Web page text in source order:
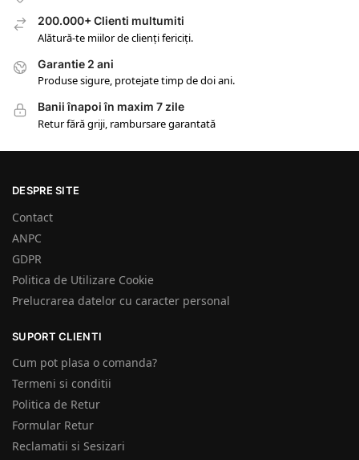
200.000+ Clienti multumiti
Alătură-te miilor de clienți fericiți.
Garantie 2 ani
Produse sigure, protejate timp de doi ani.
Banii înapoi în maxim 7 zile
Retur fără griji, rambursare garantată
DESPRE SITE
Contact
ANPC
GDPR
Politica de Utilizare Cookie
Prelucrarea datelor cu caracter personal
SUPORT CLIENTI
Cum pot plasa o comanda?
Termeni si conditii
Politica de Retur
Formular Retur
Reclamatii si Sesizari